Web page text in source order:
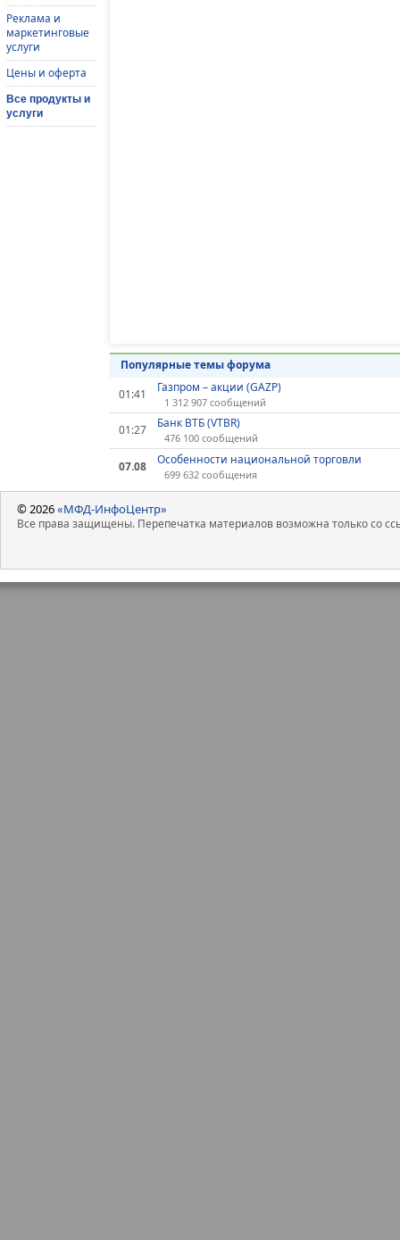
Реклама и
маркетинговые
услуги
Цены и оферта
Все продукты и
услуги
Популярные темы форума
01:41
Газпром – акции (GAZP)
1 312 907 сообщений
01:27 Банк ВТБ (VTBR)
476 100 сообщений
07.08 Особенности национальной торговли
699 632 сообщения
© 2026«МФД-ИнфоЦентр»
Все права защищены. Перепечатка материалов возможна только со